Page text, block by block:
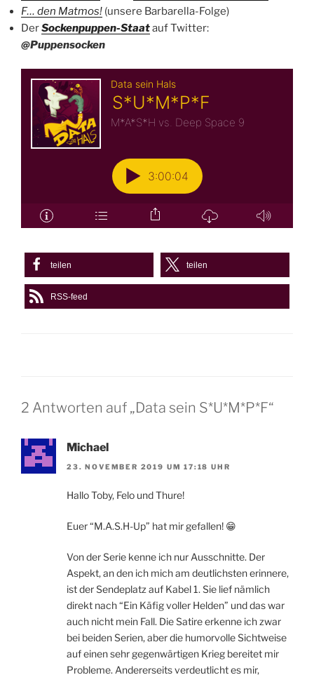
F… den Matmos! (unsere Barbarella-Folge)
DerSockenpuppen-Staatauf Twitter:
@Puppensocken
teilen teilen
RSS-feed
2 Antworten auf „Data sein S*U*M*P*F“
Michael
23. NOVEMBER 2019 UM 17:18 UHR
Hallo Toby, Felo und Thure!
Euer “M.A.S.H-Up” hat mir gefallen! 😁
Von der Serie kenne ich nur Ausschnitte. Der
Aspekt, an den ich mich am deutlichsten erinnere,
ist der Sendeplatz auf Kabel 1. Sie lief nämlich
direkt nach “Ein Käfig voller Helden” und das war
auch nicht mein Fall. Die Satire erkenne ich zwar
bei beiden Serien, aber die humorvolle Sichtweise
auf einen sehr gegenwärtigen Krieg bereitet mir
Probleme. Andererseits verdeutlicht es mir,